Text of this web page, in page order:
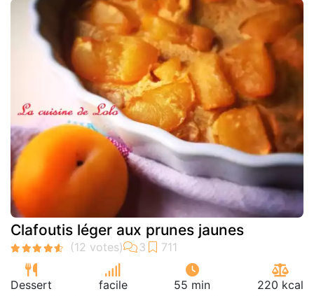
Clafoutis léger aux prunes jaunes
Dessert facile 55 min 220 kcal